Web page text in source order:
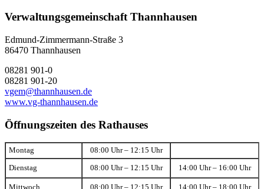
Verwaltungsgemeinschaft Thannhausen
Edmund-Zimmermann-Straße 3
86470 Thannhausen
08281 901-0
08281 901-20
vgem@thannhausen.de
www.vg-thannhausen.de
Öffnungszeiten des Rathauses
Montag 08:00 Uhr – 12:15 Uhr
Dienstag 08:00 Uhr – 12:15 Uhr 14:00 Uhr – 16:00 Uhr